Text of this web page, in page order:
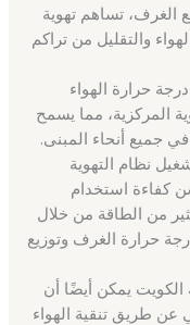
الغرف، تساهم تهوية
والتقليل من تراكم
حرارة الهواء
المركزية، مما يسمح
جميع أنحاء المبنى.
نظام التهوية
كفاءة استخدام
من الطاقة من خلال
حرارة الغرف وتوزيع
الكويت يمكن أيضًا أن
عن طريق تنقية الهواء